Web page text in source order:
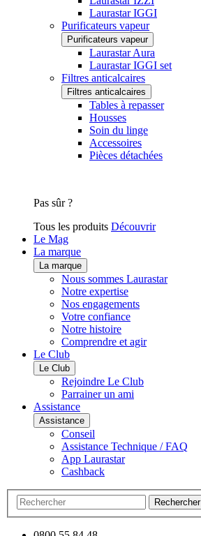
Laurastar IGGI
Purificateurs vapeur
Purificateurs vapeur
Laurastar Aura
Laurastar IGGI set
Filtres anticalcaires
Filtres anticalcaires
Tables à repasser
Housses
Soin du linge
Accessoires
Pièces détachées
Pas sûr ?
Tous les produits Découvrir
Le Mag
La marque
La marque
Nous sommes Laurastar
Notre expertise
Nos engagements
Votre confiance
Notre histoire
Comprendre et agir
Le Club
Le Club
Rejoindre Le Club
Parrainer un ami
Assistance
Assistance
Conseil
Assistance Technique / FAQ
App Laurastar
Cashback
Rechercher